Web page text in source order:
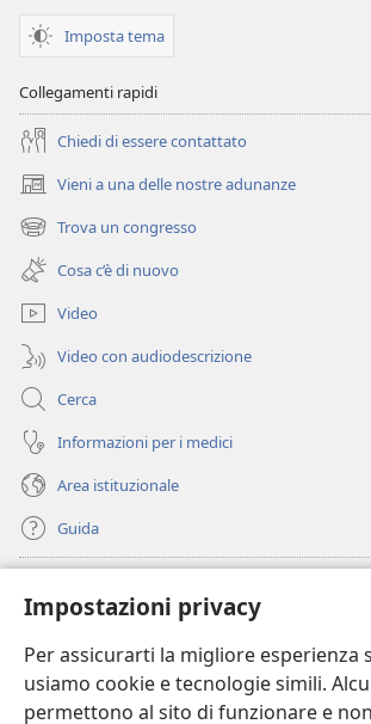
Impostazioni privacy
Per assicurarti la migliore esperienza
usiamo cookie e tecnologie simili.
permettono al sito di funzionare e
Imposta tema
Collegamenti rapidi
Chiedi di essere contattato
Vieni a una delle nostre adunanze
(apre
una
nuova
finestra)
Trova un congresso
(apre
una
nuova
finestra)
Cosa c’è di nuovo
Video
Video con audiodescrizione
Cerca
Informazioni per i medici
Area istituzionale
Guida
(apre
una
nuova
finestra)
BIBLIOTECA ONLINE Watchtower
(apre
una
nuovaJW Hub
(apre